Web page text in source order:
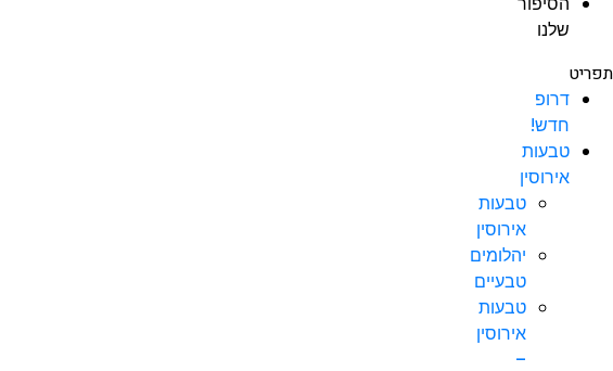
שלנו
תפריט
דרופ
חדש!
טבעות
אירוסין
טבעות
אירוסין
יהלומים
טבעיים
טבעות
אירוסין
–